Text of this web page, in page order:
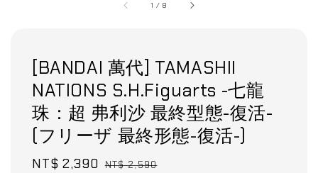
1 / 8
[BANDAI 萬代] TAMASHII
NATIONS S.H.Figuarts -七龍
珠：超 弗利沙 最終型態-復活-
(フリーザ 最終形態-復活-)
Sale
NT$ 2,390 Regular
NT$ 2,590